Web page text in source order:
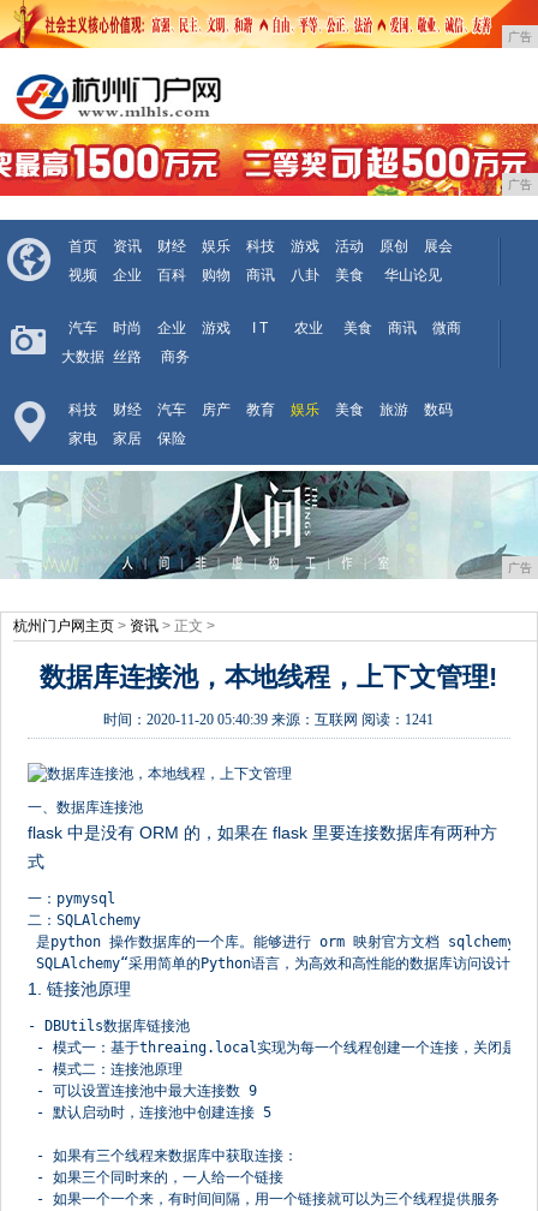
广告
广告
首页 资讯 财经 娱乐 科技 游戏 活动 原创
展会
视频
企业 百科 购物 商讯 八卦 美食 华山论见
汽车 时尚 企业 游戏 I T 农业 美食 商讯
微商
大数据 丝路 商务
科技 财经 汽车 房产 教育 娱乐 美食 旅游
数码
家电
家居 保险
广告
杭州门户网主页 > 资讯 > 正文 >
数据库连接池，本地线程，上下文管理!
时间：2020-11-20 05:40:39 来源：互联网 阅读：1241
一、数据库连接池
flask 中是没有 ORM 的，如果在 flask 里要连接数据库有两种方
式
一：pymysql
二：SQLAlchemy
是python 操作数据库的一个库。能够进行 orm 映射官方文档 sqlchemy
SQLAlchemy“采用简单的Python语言，为高效和高性能的数据库访问设计，
1. 链接池原理
- DBUtils数据库链接池
- 模式一：基于threaing.local实现为每一个线程创建一个连接，关闭是伪
- 模式二：连接池原理
- 可以设置连接池中最大连接数 9
- 默认启动时，连接池中创建连接 5
- 如果有三个线程来数据库中获取连接：
- 如果三个同时来的，一人给一个链接
- 如果一个一个来，有时间间隔，用一个链接就可以为三个线程提供服务